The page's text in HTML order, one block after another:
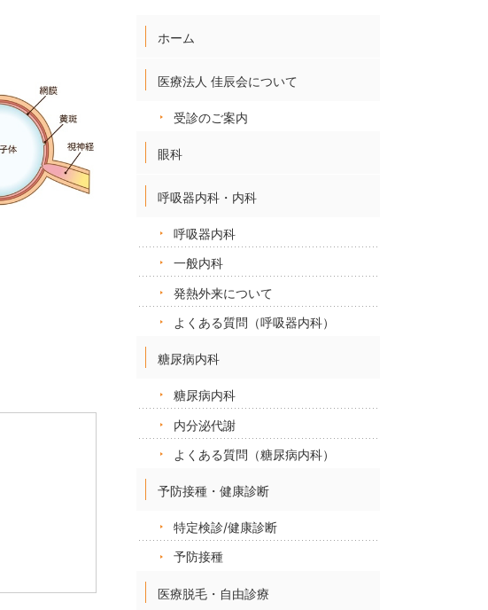
ホーム
医療法人 佳辰会について
受診のご案内
眼科
呼吸器内科・内科
呼吸器内科
一般内科
発熱外来について
よくある質問（呼吸器内科）
糖尿病内科
糖尿病内科
内分泌代謝
よくある質問（糖尿病内科）
予防接種・健康診断
特定検診/健康診断
予防接種
医療脱毛・自由診療